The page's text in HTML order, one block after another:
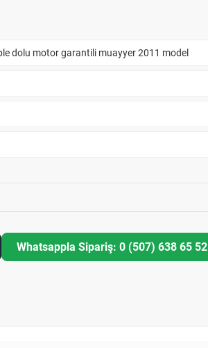
dolu motor garantili muayyer 2011 model
Whatsappla Sipariş: 0 (507) 638 65 52